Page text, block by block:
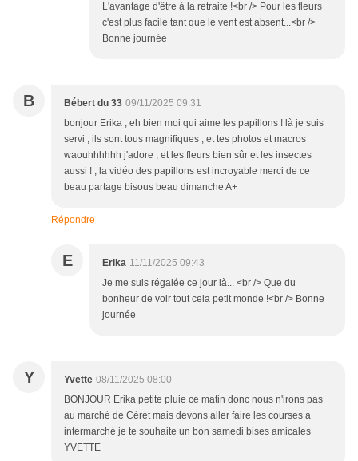
L'avantage d'être à la retraite !<br /> Pour les fleurs
c'est plus facile tant que le vent est absent...<br />
Bonne journée
B Bébert du 33 09/11/2025 09:31
bonjour Erika , eh bien moi qui aime les papillons ! là je suis
servi , ils sont tous magnifiques , et tes photos et macros
waouhhhhhh j'adore , et les fleurs bien sûr et les insectes
aussi ! , la vidéo des papillons est incroyable merci de ce
beau partage bisous beau dimanche A+
Répondre
E Erika 11/11/2025 09:43
Je me suis régalée ce jour là... <br /> Que du
bonheur de voir tout cela petit monde !<br /> Bonne
journée
Y Yvette 08/11/2025 08:00
BONJOUR Erika petite pluie ce matin donc nous n'irons pas
au marché de Céret mais devons aller faire les courses a
intermarché je te souhaite un bon samedi bises amicales
YVETTE